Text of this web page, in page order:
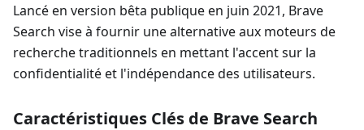
Lancé en version bêta publique en juin 2021, Brave
Search vise à fournir une alternative aux moteurs de
recherche traditionnels en mettant l'accent sur la
confidentialité et l'indépendance des utilisateurs.
Caractéristiques Clés de Brave Search